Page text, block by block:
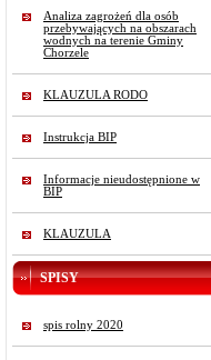
Analiza zagrożeń dla osób
przebywających na obszarach
wodnych na terenie Gminy
Chorzele
KLAUZULA RODO
Instrukcja BIP
Informacje nieudostępnione w
BIP
KLAUZULA
SPISY
spis rolny 2020